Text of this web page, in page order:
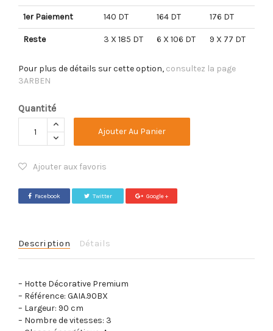
1er Paiement 140 DT 164 DT 176 DT
Reste 3 X 185 DT 6 X 106 DT 9 X 77 DT
Pour plus de détails sur cette option, consultez la page
3ARBEN
Quantité
Ajouter Au Panier
Ajouter aux favoris
Facebook Twitter Google +
Description Détails
– Hotte Décorative Premium
– Référence: GAIA.90BX
– Largeur: 90 cm
– Nombre de vitesses: 3